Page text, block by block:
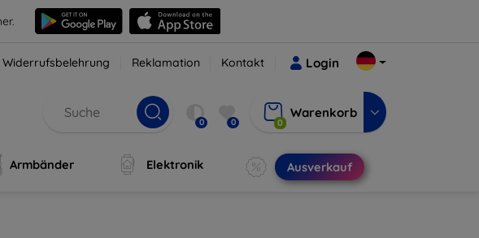
Widerrufsbelehrung Reklamation Kontakt Login
0 0 0
Warenkorb
Armbänder Elektronik Ausverkauf